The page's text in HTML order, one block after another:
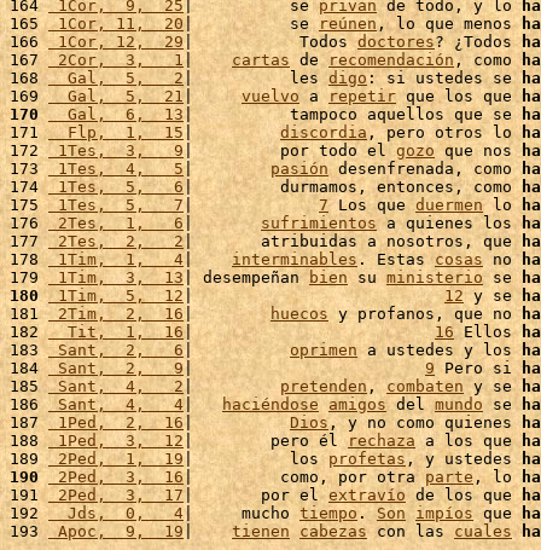
164 1Cor,  9,  25 |          se privan de todo, y lo
165 1Cor, 11,  20 |          se reúnen, lo que menos
166 1Cor, 12,  29|           Todos doctores? ¿Todos
167 2Cor,  3,   1| cartas de recomendación, como
168
  Gal,  5,   2
|          les digo: si ustedes se
169
  Gal,  5,  21
| vuelvo a repetir que los que
170
  Gal,  6,  13
|          tampoco aquellos que se
171
  Flp,  1,  15
| discordia, pero otros lo
172 1Tes,  3,   9 |         por todo el gozo que nos
173
1Tes,  4,   5| pasión desenfrenada, como
174
1Tes,  5,   6 |         durmamos, entonces, como
175 1Tes,  5,   7 | 7 Los que duermen lo
176
2Tes,  1,   6 | sufrimientos a quienes los
177
2Tes,  2,   2 |       atribuidas a nosotros, que
178
1Tim,  1,   4 | interminables . Estas cosas no
179
1Tim,  3,  13 | desempeñan bien su ministerio se
180
1Tim,  5,  12 | 12 y se
181 2Tim,  2,  16 | huecos y profanos, que no
182
  Tit,  1,  16
| 16 Ellos
183 Sant,  2,   6| oprimen a ustedes y los
184
Sant,  2,   9| 9 Pero si
185 Sant,  4,   2| pretenden , combaten y se
186
Sant,  4,   4 | haciéndose amigos del mundo se
187 1Ped,  2,  16 | Dios , y no como quienes
188 1Ped,  3,  12 |        pero él rechaza a los que
189 2Ped,  1,  19 |          los profetas , y ustedes
190
2Ped,  3,  16|         como, por otra parte , lo
191
2Ped,  3,  17 |       por el extravío de los que
192
  Jds,  0,   4
|     mucho tiempo . Son impíos que
193 Apoc,  9,  19 | tienen cabezas con las cuales